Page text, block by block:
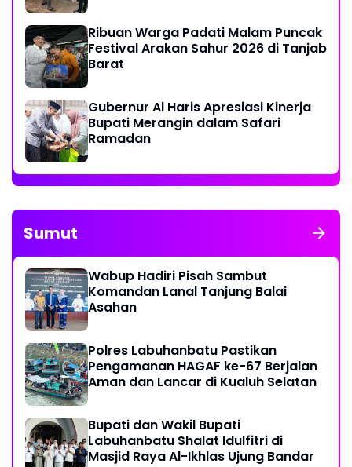
Ribuan Warga Padati Malam Puncak
Festival Arakan Sahur 2026 di Tanjab
Barat
Gubernur Al Haris Apresiasi Kinerja
Bupati Merangin dalam Safari
Ramadan
Sumut
Wabup Hadiri Pisah Sambut
Komandan Lanal Tanjung Balai
Asahan
Polres Labuhanbatu Pastikan
Pengamanan HAGAF ke-67 Berjalan
Aman dan Lancar di Kualuh Selatan
Bupati dan Wakil Bupati
Labuhanbatu Shalat Idulfitri di
Masjid Raya Al-Ikhlas Ujung Bandar